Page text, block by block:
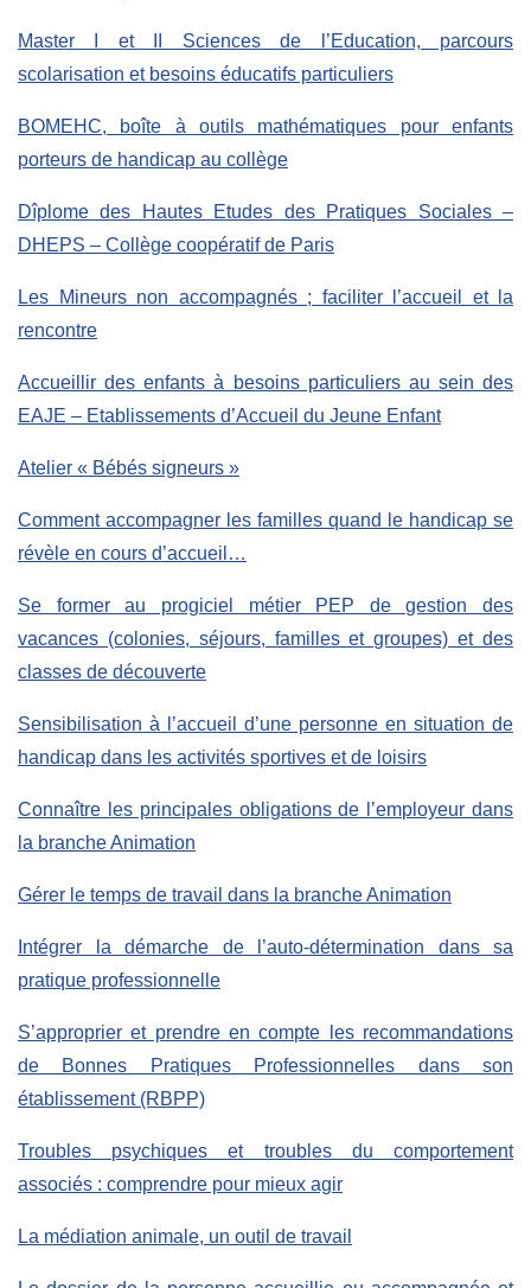
Master I et II Sciences de l’Education, parcours
scolarisation et besoins éducatifs particuliers
BOMEHC, boîte à outils mathématiques pour enfants
porteurs de handicap au collège
Dîplome des Hautes Etudes des Pratiques Sociales –
DHEPS – Collège coopératif de Paris
Les Mineurs non accompagnés ; faciliter l’accueil et la
rencontre
Accueillir des enfants à besoins particuliers au sein des
EAJE – Etablissements d’Accueil du Jeune Enfant
Atelier « Bébés signeurs »
Comment accompagner les familles quand le handicap se
révèle en cours d’accueil…
Se former au progiciel métier PEP de gestion des
vacances (colonies, séjours, familles et groupes) et des
classes de découverte
Sensibilisation à l’accueil d’une personne en situation de
handicap dans les activités sportives et de loisirs
Connaître les principales obligations de l’employeur dans
la branche Animation
Gérer le temps de travail dans la branche Animation
Intégrer la démarche de l’auto-détermination dans sa
pratique professionnelle
S’approprier et prendre en compte les recommandations
de Bonnes Pratiques Professionnelles dans son
établissement (RBPP)
Troubles psychiques et troubles du comportement
associés : comprendre pour mieux agir
La médiation animale, un outil de travail